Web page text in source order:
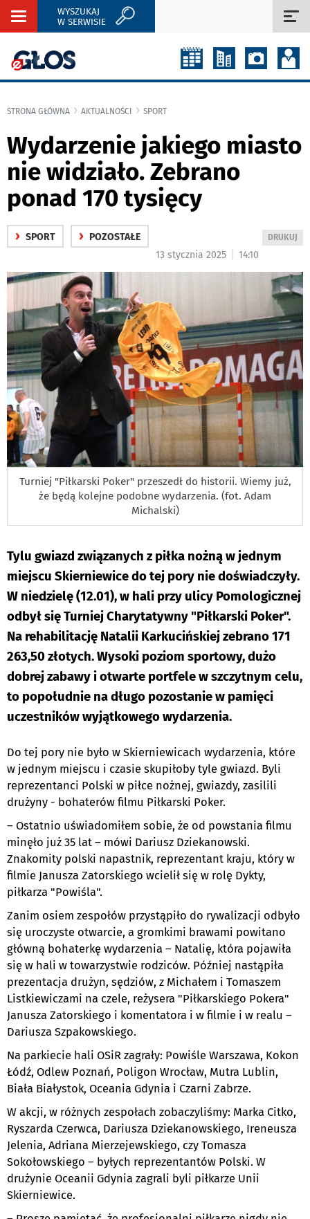
Rozwiń
WYSZUKAJ
W SERWISIE
STRONA GŁÓWNA AKTUALNOŚCI SPORT
Wydarzenie jakiego miasto
nie widziało. Zebrano
ponad 170 tysięcy
› SPORT › POZOSTAŁE
WYDRUKUJ
DRUKUJ
13 stycznia 2025 14:10
Turniej "Piłkarski Poker" przeszedł do historii. Wiemy już,
że będą kolejne podobne wydarzenia. (fot. Adam
Michalski)
Tylu gwiazd związanych z piłka nożną w jednym
miejscu Skierniewice do tej pory nie doświadczyły.
W niedzielę (12.01), w hali przy ulicy Pomologicznej
odbył się Turniej Charytatywny "Piłkarski Poker".
Na rehabilitację Natalii Karkucińskiej zebrano 171
263,50 złotych. Wysoki poziom sportowy, dużo
dobrej zabawy i otwarte portfele w szczytnym celu,
to popołudnie na długo pozostanie w pamięci
uczestników wyjątkowego wydarzenia.
Do tej pory nie było w Skierniewicach wydarzenia, które
w jednym miejscu i czasie skupiłoby tyle gwiazd. Byli
reprezentanci Polski w piłce nożnej, gwiazdy, zasilili
drużyny - bohaterów filmu Piłkarski Poker.
– Ostatnio uświadomiłem sobie, że od powstania filmu
minęło już 35 lat – mówi Dariusz Dziekanowski.
Znakomity polski napastnik, reprezentant kraju, który w
filmie Janusza Zatorskiego wcielił się w rolę Dykty,
piłkarza "Powiśla".
Zanim osiem zespołów przystąpiło do rywalizacji odbyło
się uroczyste otwarcie, a gromkimi brawami powitano
główną bohaterkę wydarzenia – Natalię, która pojawiła
się w hali w towarzystwie rodziców. Później nastąpiła
prezentacja drużyn, sędziów, z Michałem i Tomaszem
Listkiewiczami na czele, reżysera "Piłkarskiego Pokera"
Janusza Zatorskiego i komentatora i w filmie i w realu –
Dariusza Szpakowskiego.
Na parkiecie hali OSiR zagrały: Powiśle Warszawa, Kokon
Łódź, Odlew Poznań, Poligon Wrocław, Mutra Lublin,
Biała Białystok, Oceania Gdynia i Czarni Zabrze.
W akcji, w różnych zespołach zobaczyliśmy: Marka Citko,
Ryszarda Czerwca, Dariusza Dziekanowskiego, Ireneusza
Jelenia, Adriana Mierzejewskiego, czy Tomasza
Sokołowskiego – byłych reprezentantów Polski. W
drużynie Oceanii Gdynia zagrali byli piłkarze Unii
Skierniewice.